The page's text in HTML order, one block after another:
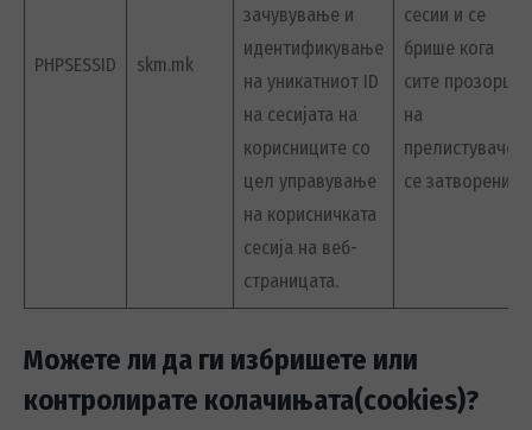
PHPSESSID skm.mk
зачувување и
идентификување
на уникатниот ID
на сесијата на
корисниците со
цел управување
на корисничката
сесија на веб-
страницата.
сесии и се
брише кога
сите прозорци
на
прелистувачот
се затворени.
Можете ли да ги избришете или
контролирате колачињата(cookies)?